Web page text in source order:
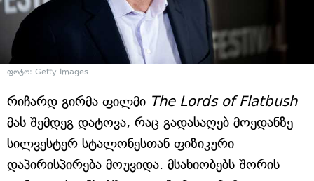
ფოტო: Getty Images
რიჩარდ გირმა ფილმი The Lords of Flatbush
მას შემდეგ დატოვა, რაც გადასაღებ მოედანზე
სილვესტერ სტალონესთან ფიზიკური
დაპირისპირება მოუვიდა. მსახიობებს შორის